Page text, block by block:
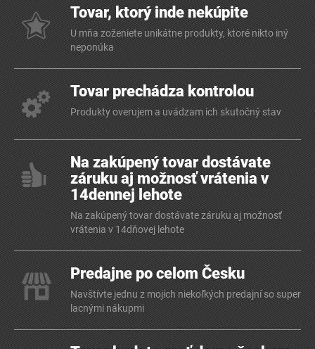
Tovar, ktorý inde nekúpite
U mňa zoženiete unikátne produkty, ktoré nikto iný
neponúka
Tovar prechádza kontrolou
Produkty overujem a uvádzam ich skutočný stav
Na zakúpený tovar dostávate
záruku aj možnosť vrátenia v
14dennej lehote
Na zakúpený tovar dostávate záruku aj možnosť
vrátenia v 14dňovej lehote
Predajne po celom Česku
Navštívte jednu z mojich niekoľkých predajní so super
lacnými nákupmi